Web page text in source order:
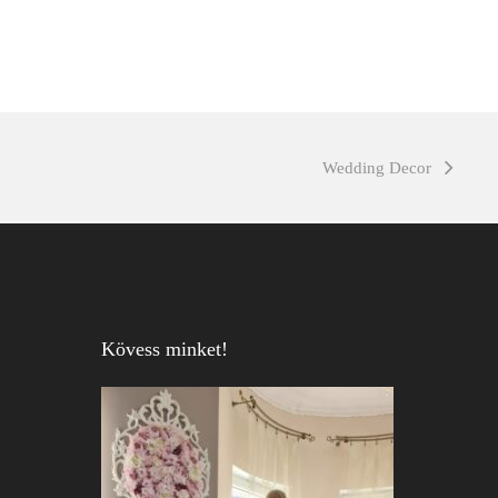
Wedding Decor
Kövess minket!